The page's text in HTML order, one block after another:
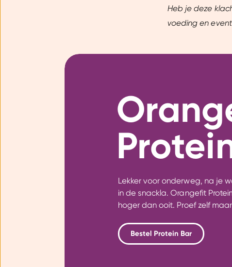
Heb je deze
voeding en
Lekker voor onderweg, na je
in de snackla. Orangefit
hoger dan ooit. Proef zelf
Bestel Protein Bar